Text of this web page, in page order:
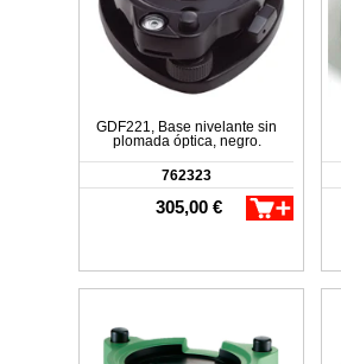
GDF221, Base nivelante sin
plomada óptica, negro.
762323
305,00 €